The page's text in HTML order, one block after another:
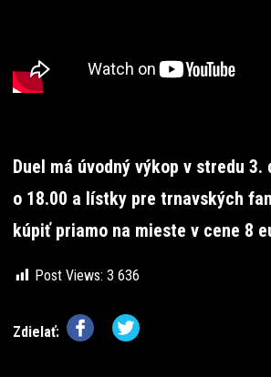
Duel má úvodný výkop v stredu 3.
o 18.00 a lístky pre trnavských
kúpiť priamo na mieste v cene 8
Post Views: 3 636
Zdielať: